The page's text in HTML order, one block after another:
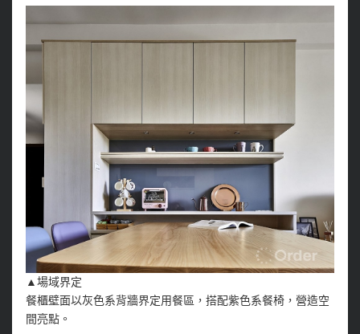
▲場域界定
餐櫃壁面以灰色系背牆界定用餐區，搭配紫色系餐椅，營造空
間亮點。